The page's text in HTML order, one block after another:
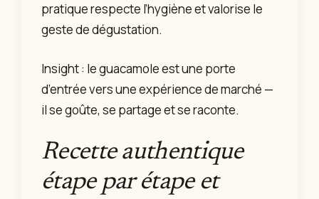
pratique respecte l’hygiène et valorise le
geste de dégustation.
Insight : le guacamole est une porte
d’entrée vers une expérience de marché —
il se goûte, se partage et se raconte.
Recette authentique
étape par étape et